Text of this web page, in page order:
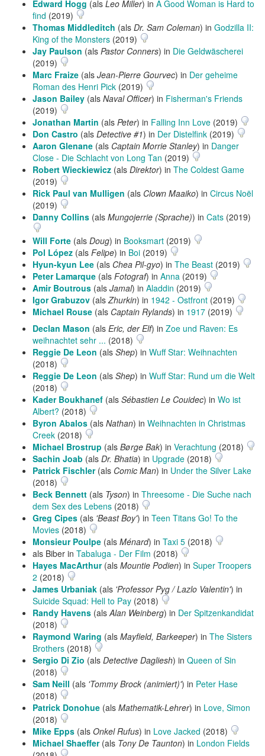
Edward Hogg (als Leo Miller) in A Good Woman is Hard to
find (2019)
Thomas Middleditch (als Dr. Sam Coleman) in Godzilla II:
King of the Monsters (2019)
Jay Paulson (als Pastor Conners) in Die Geldwäscherei
(2019)
Marc Fraize (als Jean-Pierre Gourvec) in Der geheime
Roman des Henri Pick (2019)
Jason Bailey (als Naval Officer) in Fisherman's Friends
(2019)
Jonathan Martin (als Peter) in Falling Inn Love (2019)
Don Castro (als Detective #1) in Der Distelfink (2019)
Aaron Glenane (als Captain Morrie Stanley) in Danger
Close - Die Schlacht von Long Tan (2019)
Robert Wieckiewicz (als Direktor) in The Coldest Game
(2019)
Rick Paul van Mulligen (als Clown Maaiko) in Circus Noël
(2019)
Danny Collins (als Mungojerrie (Sprache)) in Cats (2019)
Will Forte (als Doug) in Booksmart (2019)
Pol López (als Felipe) in Boi (2019)
Hyun-kyun Lee (als Chea Pil-gyo) in The Beast (2019)
Peter Lamarque (als Fotograf) in Anna (2019)
Amir Boutrous (als Jamal) in Aladdin (2019)
Igor Grabuzov (alsZhurkin) in 1942 - Ostfront (2019)
Michael Rouse (als Captain Rylands) in 1917 (2019)
Declan Mason (als Eric, der Elf) in Zoe und Raven: Es
weihnachtet sehr ... (2018)
Reggie De Leon (als Shep) in Wuff Star: Weihnachten
(2018)
Reggie De Leon (als Shep) in Wuff Star: Rund um die Welt
(2018)
Kader Boukhanef (als Sébastien Le Couidec) in Wo ist
Albert? (2018)
Byron Abalos (als Nathan) in Weihnachten in Christmas
Creek (2018)
Michael Brostrup (als Børge Bak) in Verachtung (2018)
Sachin Joab (als Dr. Bhatia) in Upgrade (2018)
Patrick Fischler(als Comic Man) in Under the Silver Lake
(2018)
Beck Bennett (als Tyson) in Threesome - Die Suche nach
dem Sex des Lebens (2018)
Greg Cipes (als 'Beast Boy') in Teen Titans Go! To the
Movies (2018)
Monsieur Poulpe (als Ménard) in Taxi 5 (2018)
als Biber in Tabaluga - Der Film (2018)
Hayes MacArthur(als Mountie Podien) in Super Troopers
2 (2018)
James Urbaniak (als 'Professor Pyg / Lazlo Valentin') in
Suicide Squad: Hell to Pay (2018)
Randy Havens (alsAlan Weinberg) in Der Spitzenkandidat
(2018)
Raymond Waring (als Mayfield, Barkeeper) in The Sisters
Brothers (2018)
Sergio Di Zio (als Detective Dagliesh) in Queen of Sin
(2018)
Sam Neill (als 'Tommy Brock (animiert)') in Peter Hase
(2018)
Patrick Donohue (als Mathematik-Lehrer) in Love, Simon
(2018)
Mike Epps (als Onkel Rufus) in Love Jacked (2018)
Michael Shaeffer(als Tony De Taunton) in London Fields